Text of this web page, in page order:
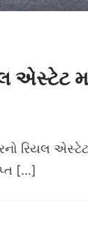
એસ્ટેટ
એસ્ટેટ
[…]